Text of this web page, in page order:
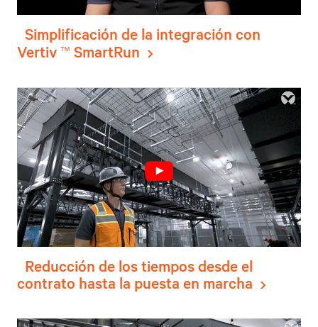
Simplificación de la integración con
Vertiv™ SmartRun
Reducción de los tiempos desde el
contrato hasta la puesta en marcha